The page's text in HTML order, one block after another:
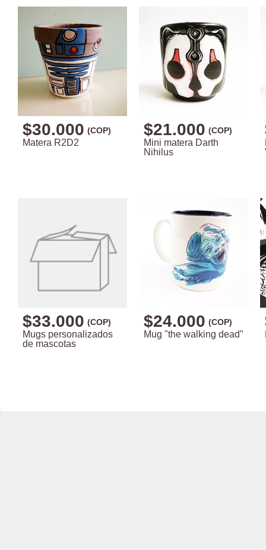
$30.000(COP)
Matera R2D2
$21.000(COP)
Mini matera Darth
Nihilus
$33.000(COP)
Mugs personalizados
de mascotas
$24.000(COP)
Mug "the walking dead"